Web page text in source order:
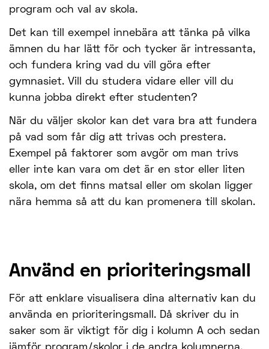
program och val av skola.
Det kan till exempel innebära att tänka på vilka
ämnen du har lätt för och tycker är intressanta,
och fundera kring vad du vill göra efter
gymnasiet. Vill du studera vidare eller vill du
kunna jobba direkt efter studenten?
När du väljer skolor kan det vara bra att fundera
på vad som får dig att trivas och prestera.
Exempel på faktorer som avgör om man trivs
eller inte kan vara om det är en stor eller liten
skola, om det finns matsal eller om skolan ligger
nära hemma så att du kan promenera till skolan.
Använd en prioriteringsmall
För att enklare visualisera dina alternativ kan du
använda en prioriteringsmall. Då skriver du in
saker som är viktigt för dig i kolumn A och sedan